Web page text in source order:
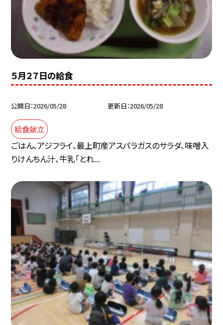
５月２７日の給食
公開日 2026/05/28 更新日 2026/05/28
給食献立
ごはん、アジフライ、最上町産アスパラガスのサラダ、味噌入
りけんちん汁、牛乳「とれ...